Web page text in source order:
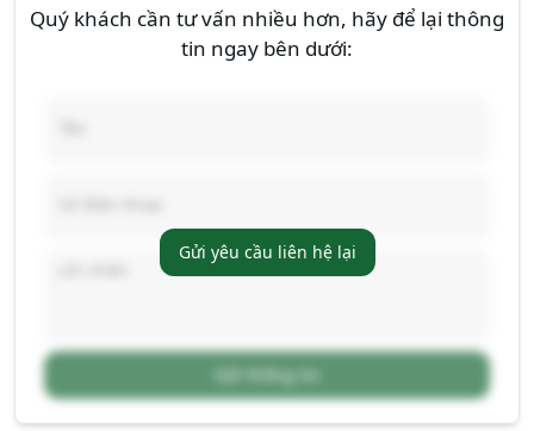
Quý khách cần tư vấn nhiều hơn, hãy để lại thông
tin ngay bên dưới:
Gửi thông tin
Gửi yêu cầu liên hệ lại